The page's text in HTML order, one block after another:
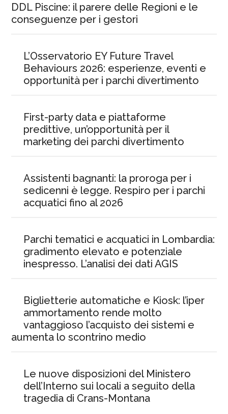
DDL Piscine: il parere delle Regioni e le
conseguenze per i gestori
L’Osservatorio EY Future Travel
Behaviours 2026: esperienze, eventi e
opportunità per i parchi divertimento
First-party data e piattaforme
predittive, un’opportunità per il
marketing dei parchi divertimento
Assistenti bagnanti: la proroga per i
sedicenni è legge. Respiro per i parchi
acquatici fino al 2026
Parchi tematici e acquatici in Lombardia:
gradimento elevato e potenziale
inespresso. L’analisi dei dati AGIS
Biglietterie automatiche e Kiosk: l’iper
ammortamento rende molto
vantaggioso l’acquisto dei sistemi e
aumenta lo scontrino medio
Le nuove disposizioni del Ministero
dell’Interno sui locali a seguito della
tragedia di Crans-Montana